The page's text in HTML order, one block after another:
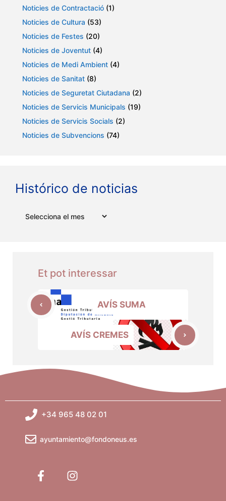
Noticies de Contractació (1)
Noticies de Cultura (53)
Noticies de Festes (20)
Noticies de Joventut (4)
Noticies de Medi Ambient (4)
Noticies de Sanitat (8)
Noticies de Seguretat Ciutadana (2)
Noticies de Servicis Municipals (19)
Noticies de Servicis Socials (2)
Noticies de Subvencions (74)
Histórico de noticias
Et pot interessar
AVÍS SUMA
AVÍS CREMES
+34 965 48 02 01
ayuntamiento@fondoneus.es